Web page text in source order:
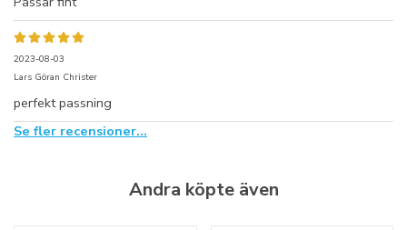
2023-08-03
Lars Göran Christer
perfekt passning
Se fler recensioner...
Andra köpte även